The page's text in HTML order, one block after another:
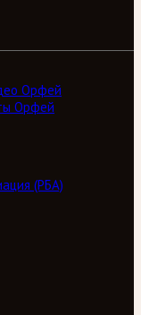
Орфей
Орфей
(РБА)